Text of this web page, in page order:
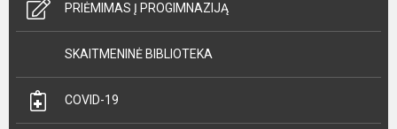
PRIĖMIMAS Į PROGIMNAZIJĄ
SKAITMENINĖ BIBLIOTEKA
COVID-19